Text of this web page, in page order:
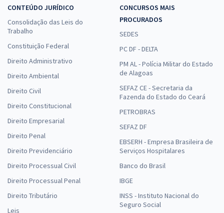
CONTEÚDO JURÍDICO
Consolidação das Leis do
Trabalho
Constituição Federal
Direito Administrativo
Direito Ambiental
Direito Civil
Direito Constitucional
Direito Empresarial
Direito Penal
Direito Previdenciário
Direito Processual Civil
Direito Processual Penal
Direito Tributário
Leis
CONCURSOS MAIS
PROCURADOS
SEDES
PC DF - DELTA
PM AL - Polícia Militar do Estado
de Alagoas
SEFAZ CE - Secretaria da
Fazenda do Estado do Ceará
PETROBRAS
SEFAZ DF
EBSERH - Empresa Brasileira de
Serviços Hospitalares
Banco do Brasil
IBGE
INSS - Instituto Nacional do
Seguro Social